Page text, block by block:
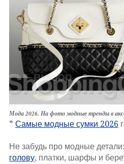
Мода 2026. На фото модные тренды в
* Самые модные сумки 2026
Не забудь про модные
голову, платки, шарфы и